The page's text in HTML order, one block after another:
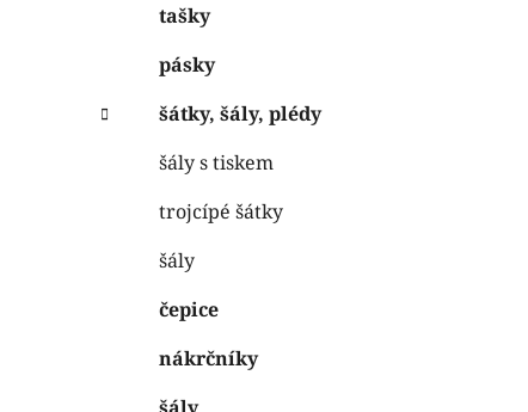
tašky
pásky
šátky, šály, plédy
šály s tiskem
trojcípé šátky
šály
čepice
nákrčníky